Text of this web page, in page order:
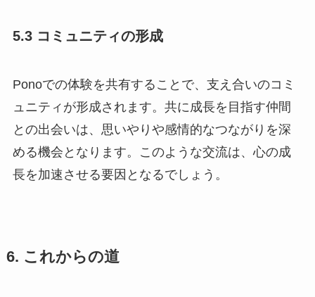
5.3 コミュニティの形成
Ponoでの体験を共有することで、支え合いのコミ
ュニティが形成されます。共に成長を目指す仲間
との出会いは、思いやりや感情的なつながりを深
める機会となります。このような交流は、心の成
長を加速させる要因となるでしょう。
6. これからの道